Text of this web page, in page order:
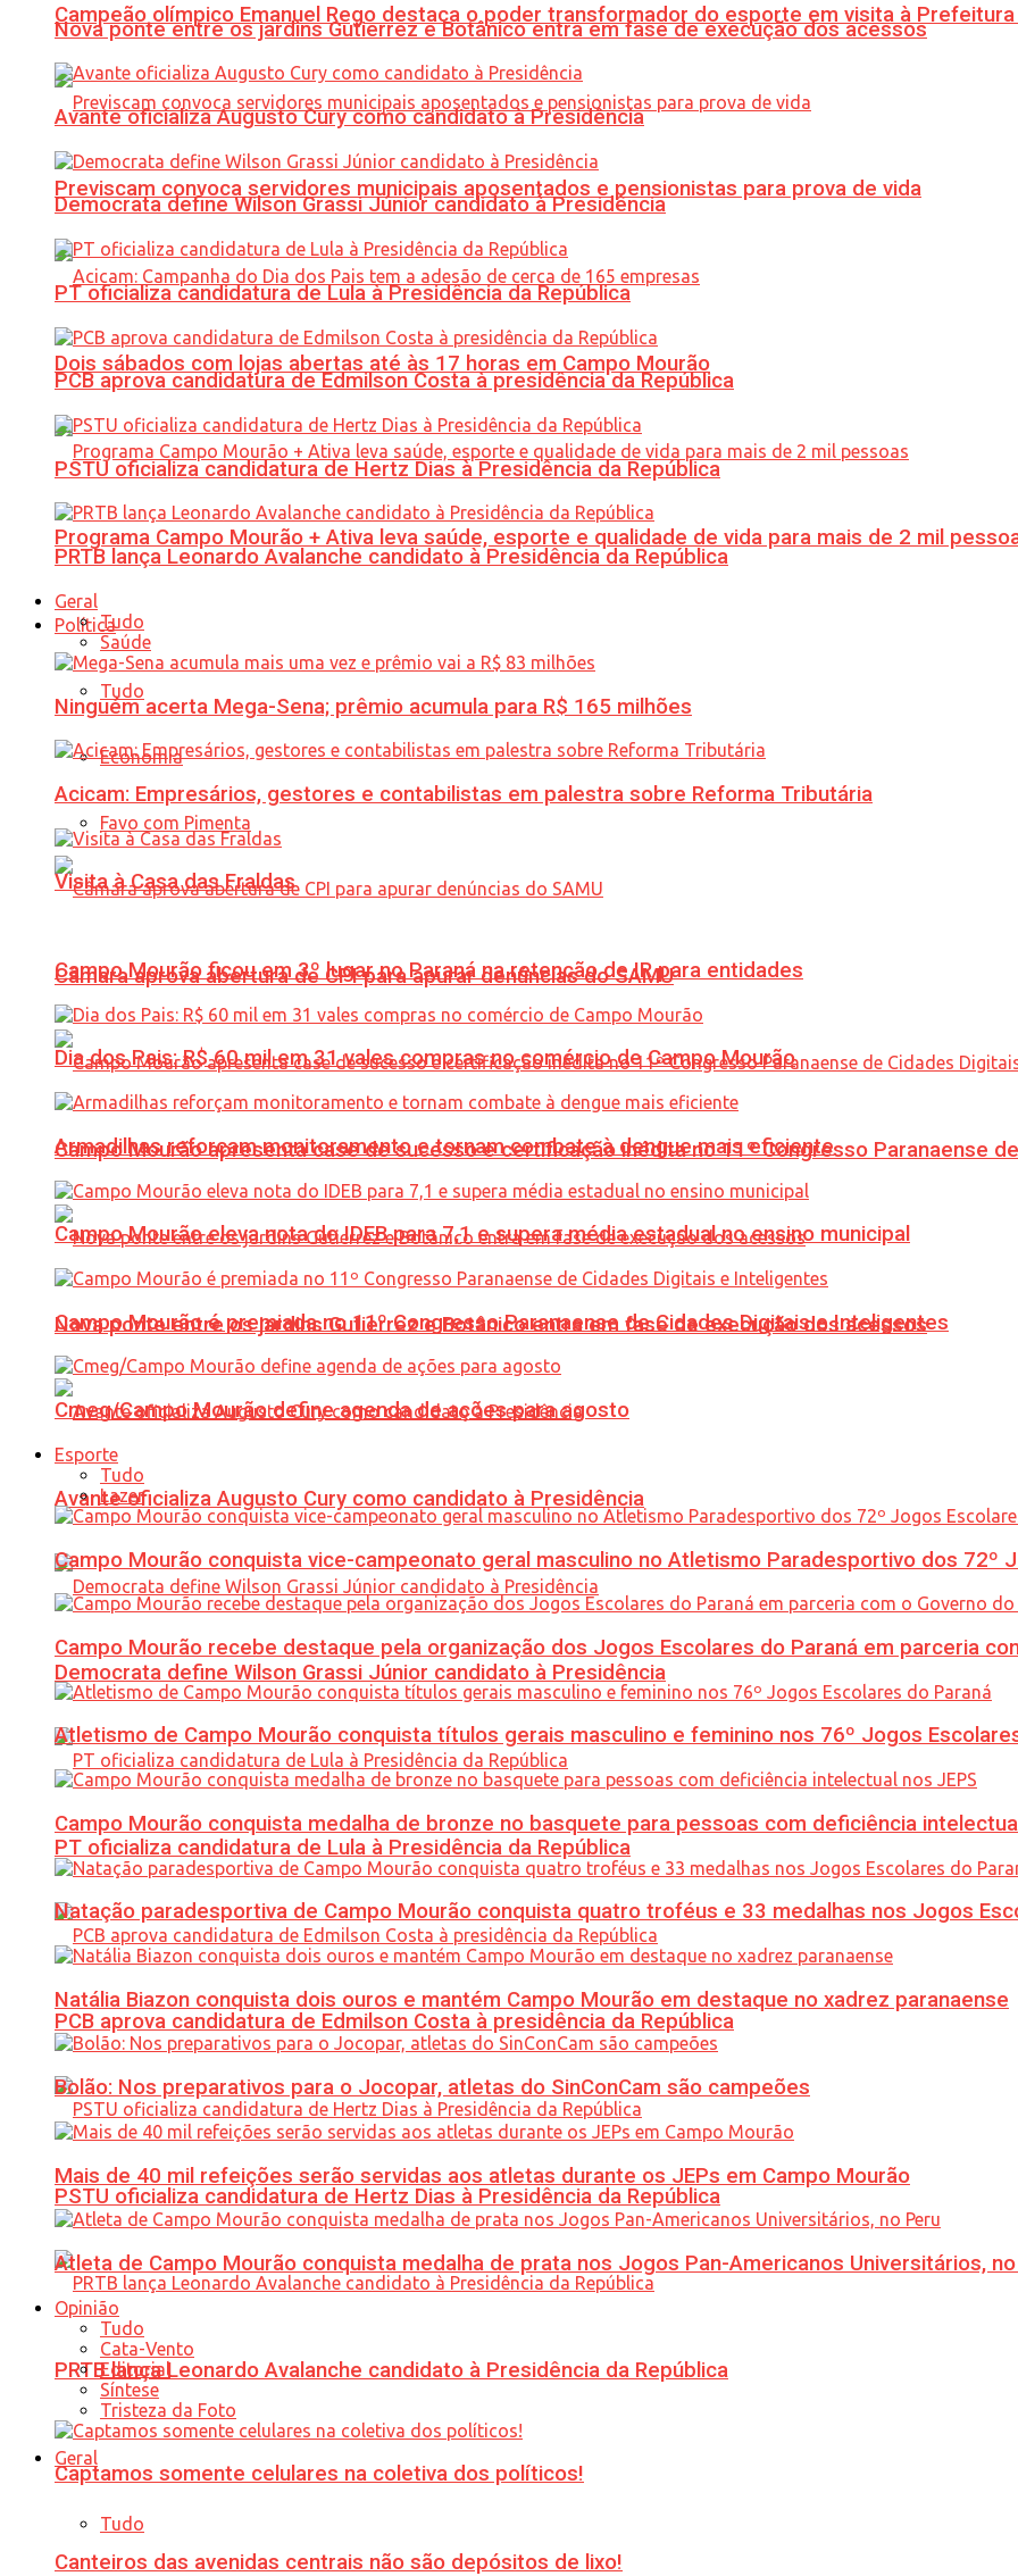
Campeão olímpico Emanuel Rego destaca o poder transformador do esporte em visita à
Previscam convoca servidores municipais aposentados e pensionistas para prova de vida
Dois sábados com lojas abertas até às 17 horas em Campo Mourão
Programa Campo Mourão + Ativa leva saúde, esporte e qualidade de vida para mais de 2 mil
Política
Tudo
Economia
Favo com Pimenta
Câmara aprova abertura de CPI para apurar denúncias do SAMU
Campo Mourão apresenta case de sucesso e certificação inédita no 11º Congresso Paranaense
Nova ponte entre os jardins Gutierrez e Botânico entra em fase de execução dos acessos
Avante oficializa Augusto Cury como candidato à Presidência
Democrata define Wilson Grassi Júnior candidato à Presidência
PT oficializa candidatura de Lula à Presidência da República
PCB aprova candidatura de Edmilson Costa à presidência da República
PSTU oficializa candidatura de Hertz Dias à Presidência da República
PRTB lança Leonardo Avalanche candidato à Presidência da República
Geral
Tudo
Nova ponte entre os jardins Gutierrez e Botânico entra em fase de execução dos acessos
Avante oficializa Augusto Cury como candidato à Presidência
Democrata define Wilson Grassi Júnior candidato à Presidência
PT oficializa candidatura de Lula à Presidência da República
PCB aprova candidatura de Edmilson Costa à presidência da República
PSTU oficializa candidatura de Hertz Dias à Presidência da República
PRTB lança Leonardo Avalanche candidato à Presidência da República
Geral
Tudo
Saúde
Ninguém acerta Mega-Sena; prêmio acumula para R$ 165 milhões
Acicam: Empresários, gestores e contabilistas em palestra sobre Reforma Tributária
Visita à Casa das Fraldas
Campo Mourão ficou em 3º lugar no Paraná na retenção de IR para entidades
Dia dos Pais: R$ 60 mil em 31 vales compras no comércio de Campo Mourão
Armadilhas reforçam monitoramento e tornam combate à dengue mais eficiente
Campo Mourão eleva nota do IDEB para 7,1 e supera média estadual no ensino municipal
Campo Mourão é premiada no 11º Congresso Paranaense de Cidades Digitais e Inteligentes
Cmeg/Campo Mourão define agenda de ações para agosto
Esporte
Tudo
Lazer
Campo Mourão conquista vice-campeonato geral masculino no Atletismo Paradesportivo dos 72º
Campo Mourão recebe destaque pela organização dos Jogos Escolares do Paraná em parceria
Atletismo de Campo Mourão conquista títulos gerais masculino e feminino nos 76º Jogos
Campo Mourão conquista medalha de bronze no basquete para pessoas com deficiência
Natação paradesportiva de Campo Mourão conquista quatro troféus e 33 medalhas nos Jogos
Natália Biazon conquista dois ouros e mantém Campo Mourão em destaque no xadrez paranaense
Bolão: Nos preparativos para o Jocopar, atletas do SinConCam são campeões
Mais de 40 mil refeições serão servidas aos atletas durante os JEPs em Campo Mourão
Atleta de Campo Mourão conquista medalha de prata nos Jogos Pan-Americanos Universitários,
Opinião
Tudo
Cata-Vento
Editorial
Síntese
Tristeza da Foto
Captamos somente celulares na coletiva dos políticos!
Canteiros das avenidas centrais não são depósitos de lixo!